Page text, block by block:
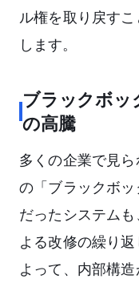
ル権を取り戻す
します。
ブラックボッ
の高騰
多くの企業で見
の「ブラックボ
だったシステム
よる改修の繰り
よって、内部構